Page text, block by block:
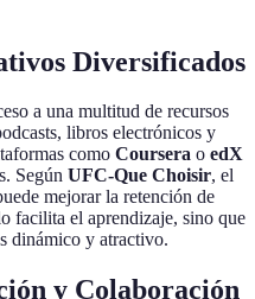
Diversificados
a una multitud de recursos
libros electrónicos y
como Coursera o edX
Según UFC-Que Choisir, el
mejorar la retención de
facilita el aprendizaje, sino que
dinámico y atractivo.
y Colaboración